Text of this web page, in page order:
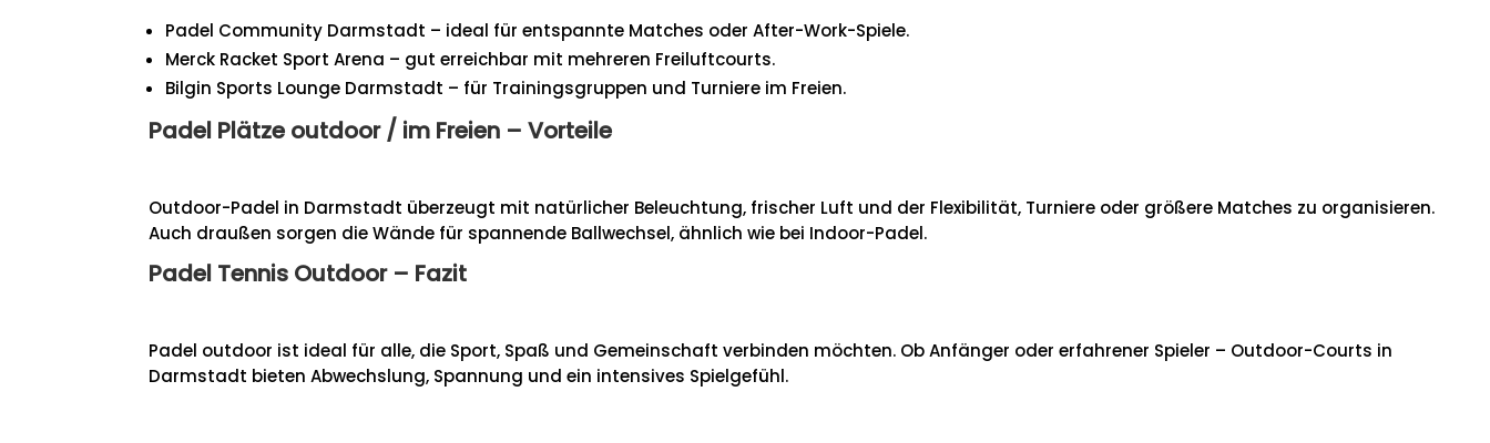
Padel Community Darmstadt – ideal für entspannte Matches oder After-Work-Spiele.
Merck Racket Sport Arena – gut erreichbar mit mehreren Freiluftcourts.
Bilgin Sports Lounge Darmstadt – für Trainingsgruppen und Turniere im Freien.
Padel Plätze outdoor / im Freien – Vorteile
Outdoor-Padel in Darmstadt überzeugt mit natürlicher Beleuchtung, frischer Luft und der Flexibilität, Turniere oder größere Matches zu organisieren.
Auch draußen sorgen die Wände für spannende Ballwechsel, ähnlich wie bei Indoor-Padel.
Padel Tennis Outdoor – Fazit
Padel outdoor ist ideal für alle, die Sport, Spaß und Gemeinschaft verbinden möchten. Ob Anfänger oder erfahrener Spieler – Outdoor-Courts in
Darmstadt bieten Abwechslung, Spannung und ein intensives Spielgefühl.